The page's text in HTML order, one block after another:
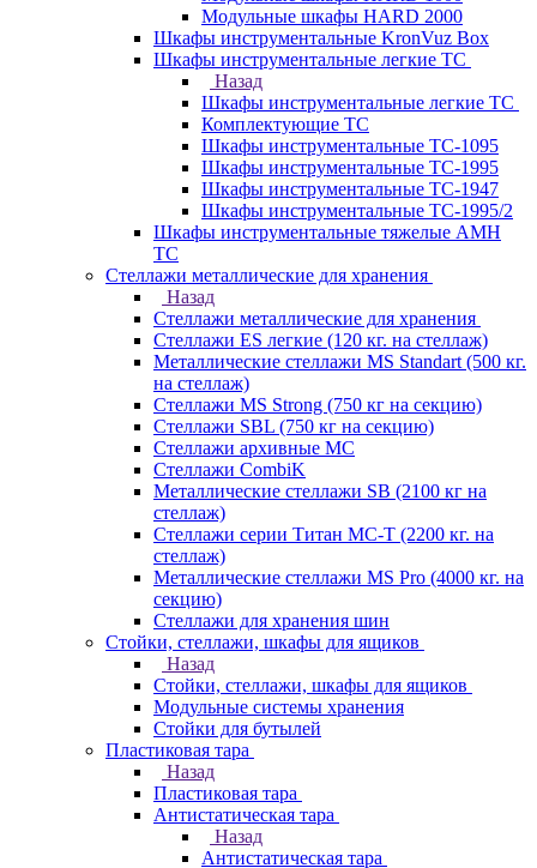
Модульные шкафы HARD 2000
Шкафы инструментальные KronVuz Box
Шкафы инструментальные легкие ТС
Назад
Шкафы инструментальные легкие ТС
Комплектующие ТС
Шкафы инструментальные TC-1095
Шкафы инструментальные TC-1995
Шкафы инструментальные ТС-1947
Шкафы инструментальные ТС-1995/2
Шкафы инструментальные тяжелые AMH
TC
Стеллажи металлические для хранения
Назад
Стеллажи металлические для хранения
Стеллажи ES легкие (120 кг. на стеллаж)
Металлические стеллажи MS Standart (500 кг.
на стеллаж)
Стеллажи MS Strong (750 кг на секцию)
Стеллажи SBL (750 кг на секцию)
Стеллажи архивные МС
Стеллажи CombiK
Металлические стеллажи SB (2100 кг на
стеллаж)
Стеллажи серии Титан МС-Т (2200 кг. на
стеллаж)
Металлические стеллажи MS Pro (4000 кг. на
секцию)
Стеллажи для хранения шин
Стойки, стеллажи, шкафы для ящиков
Назад
Стойки, стеллажи, шкафы для ящиков
Модульные системы хранения
Стойки для бутылей
Пластиковая тара
Назад
Пластиковая тара
Антистатическая тара
Назад
Антистатическая тара